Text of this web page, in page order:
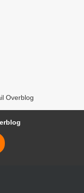
Overblog